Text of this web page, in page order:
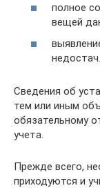
полное
вещей
недостач.
Сведения об
тем или иным
обязательному
учета.
Прежде всего,
приходуются и